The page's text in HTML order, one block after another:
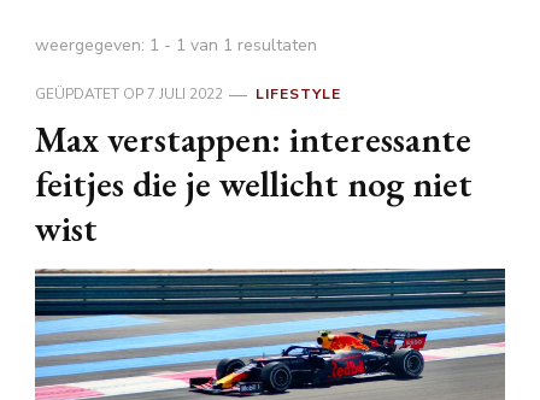
weergegeven: 1 - 1 van 1 resultaten
GEÜPDATET OP7 JULI 2022 LIFESTYLE
Max verstappen: interessante
feitjes die je wellicht nog niet
wist